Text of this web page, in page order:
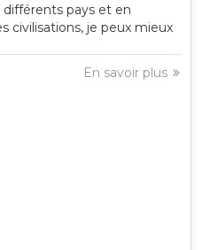
différents pays et en
civilisations, je peux mieux
En savoir plus